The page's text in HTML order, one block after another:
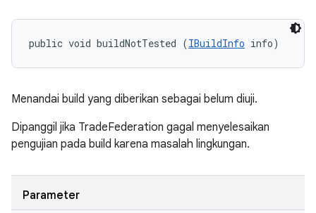
public void buildNotTested (IBuildInfo info)
Menandai build yang diberikan sebagai belum diuji.
Dipanggil jika TradeFederation gagal menyelesaikan
pengujian pada build karena masalah lingkungan.
Parameter